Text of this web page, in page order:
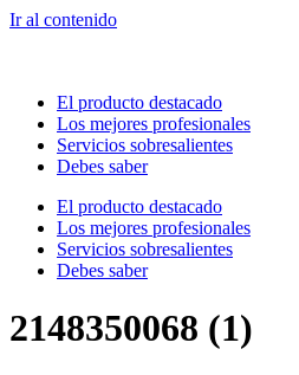
Ir al contenido
El producto destacado
Los mejores profesionales
Servicios sobresalientes
Debes saber
El producto destacado
Los mejores profesionales
Servicios sobresalientes
Debes saber
2148350068 (1)